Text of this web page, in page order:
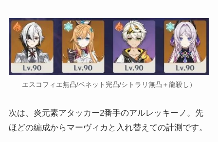
エスコフィエ無凸/ベネット完凸/シトラリ無凸＋龍殺し）
次は、炎元素アタッカー2番手のアルレッキーノ。先
ほどの編成からマーヴィカと入れ替えての計測です。